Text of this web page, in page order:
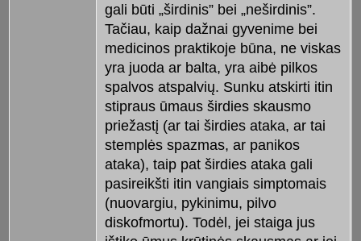
gali būti „širdinis” bei „neširdinis”.
Tačiau, kaip dažnai gyvenime bei
medicinos praktikoje būna, ne viskas
yra juoda ar balta, yra aibė pilkos
spalvos atspalvių. Sunku atskirti itin
stipraus ūmaus širdies skausmo
priežastį (ar tai širdies ataka, ar tai
stemplės spazmas, ar panikos
ataka), taip pat širdies ataka gali
pasireikšti itin vangiais simptomais
(nuovargiu, pykinimu, pilvo
diskofmortu). Todėl, jei staiga jus